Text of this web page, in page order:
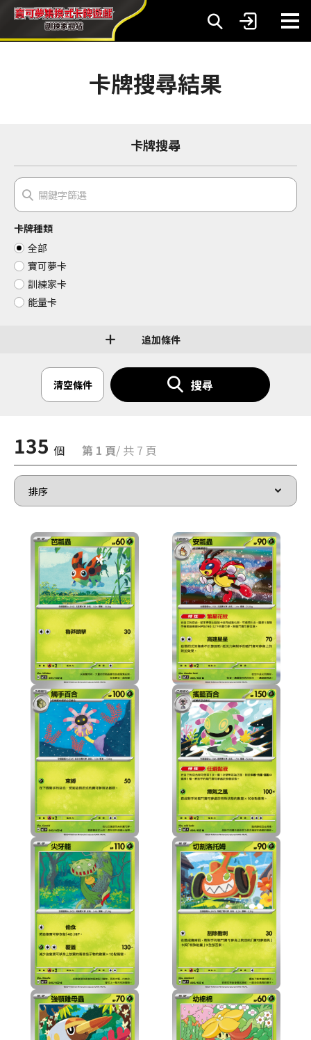
卡牌搜尋結果
卡牌搜尋
卡牌種類
全部
寶可夢卡
訓練家卡
能量卡
追加條件
清空條件 搜尋
135 個 第 1 頁/ 共 7 頁